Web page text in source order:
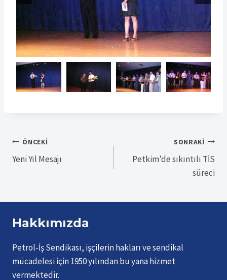
Yazı
gezinmesi
ÖNCEKI
Yeni Yıl Mesajı
SONRAKI
Petkim’de sıkıntılı TİS
süreci
Hakkımızda
Petrol-İş Sendikası, işçilerin hakları ve sendikal
mücadelesi için 1950 yılından bu yana hizmet
vermektedir.